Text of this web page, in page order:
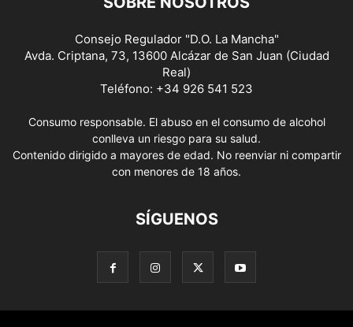
Consejo Regulador "D.O. La Mancha"
Avda. Criptana, 73, 13600 Alcázar de San Juan (Ciudad
Real)
Teléfono: +34 926 541 523
Consumo responsable. El abuso en el consumo de alcohol
conlleva un riesgo para su salud.
Contenido dirigido a mayores de edad. No reenviar ni compartir
con menores de 18 años.
SÍGUENOS